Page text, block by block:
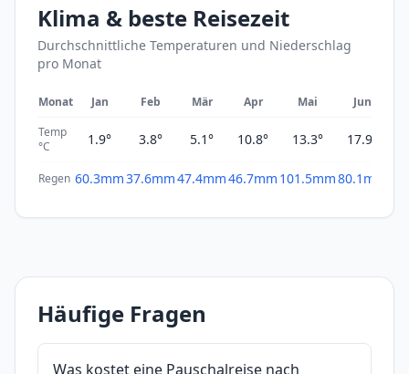
Klima & beste Reisezeit
Durchschnittliche Temperaturen und Niederschlag
pro Monat
Monat Jan Feb Mär Apr Mai Jun
Temp
°C
1.9° 3.8° 5.1° 10.8° 13.3° 17.9°
Regen 60.3mm37.6mm47.4mm46.7mm 101.5mm80.1mm
Häufige Fragen
Was kostet eine Pauschalreise nach